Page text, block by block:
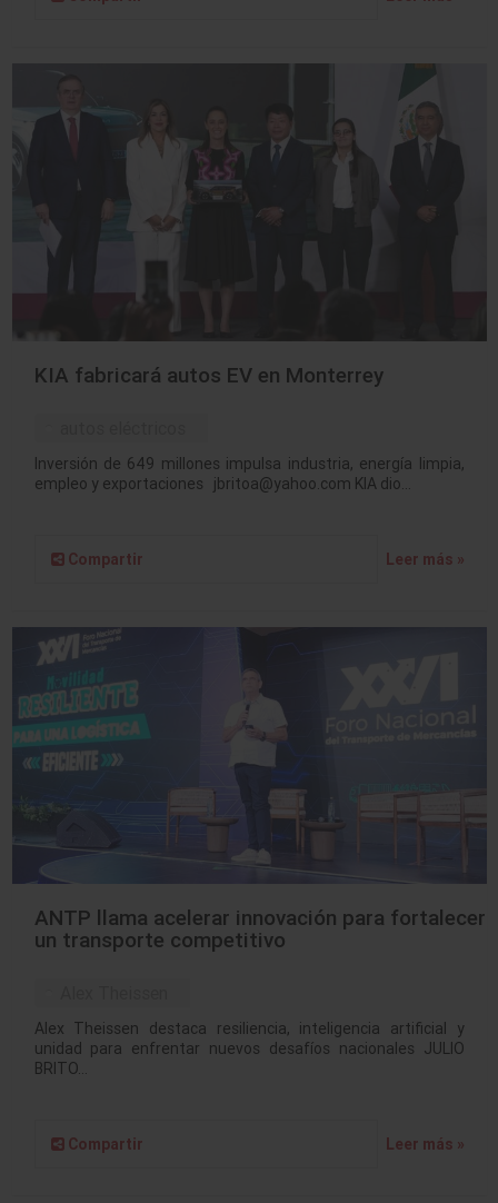
KIA fabricará autos EV en Monterrey
Inversión de 649 millones impulsa industria, energía limpia,
empleo y exportaciones jbritoa@yahoo.com KIA dio…
Compartir Leer más »
ANTP llama acelerar innovación para fortalecer
un transporte competitivo
Alex Theissen destaca resiliencia, inteligencia artificial y
unidad para enfrentar nuevos desafíos nacionales JULIO
BRITO…
Compartir Leer más »